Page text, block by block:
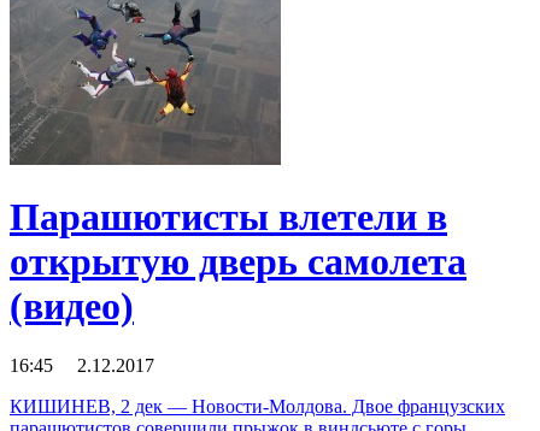
Парашютисты влетели в
открытую дверь самолета
(видео)
16:45 2.12.2017
КИШИНЕВ, 2 дек — Новости-Молдова. Двое французских